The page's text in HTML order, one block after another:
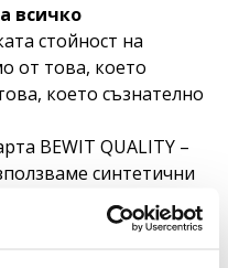
всичко
стойност на
от това, което
което съзнателно
BEWIT QUALITY –
синтетични
скрити
промишлени